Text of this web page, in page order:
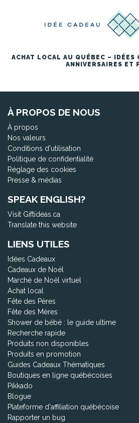
ACHAT LOCAL AU QUÉBEC – IDÉES
ANNIVERSAIRES ET
À PROPOS DE NOUS
À propos
Nos valeurs
Conditions d'utilisation
Politique de confidentialité
Réglage des cookies
Presse & médias
SPEAK ENGLISH?
Visit Giftideas.ca
Translate this website
LIENS UTILES
Idées Cadeaux
Cadeaux de Noël
Marché de Noël virtuel
Achat local
Fête des Pères
Fête des Mères
Shower de bébé : le guide ultime
Recherche rapide
Produits non disponibles
Produits en promotion
Guides Cadeaux Thématiques
Boutiques en ligne québécoises
Pikkado
Blogue
Plateforme d'affiliation québécoise
Rapporter un bug